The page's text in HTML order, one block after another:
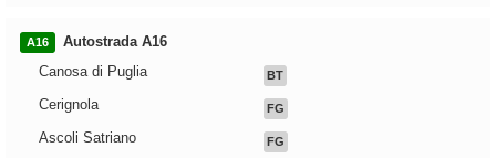
A16
Autostrada A16
Canosa di Puglia
BT
Cerignola FG
Ascoli Satriano FG